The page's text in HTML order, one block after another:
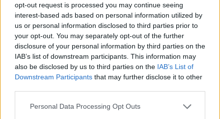
opt-out request is processed you may continue seeing
interest-based ads based on personal information utilized by
us or personal information disclosed to third parties prior to
your opt-out. You may separately opt-out of the further
disclosure of your personal information by third parties on the
IAB’s list of downstream participants. This information may
also be disclosed by us to third parties on the IAB’s List of
Downstream Participants that may further disclose it to other
Personal Data Processing Opt Outs
Ο Dr. Cavaleri αναγνώρισε ότι οι
επαναλαμβανόμενοι εμβολιασμοί μπορεί να μην
είναι αποδεκτοί από τον γενικό πληθυσμό. «Γι’
αυτό τον λόγο είναι προτιμότερο να στραφούμε
στη λύση του εμβολιασμού μία φορά τον
χρόνο», είπε. «Ενδεχομένως μάλιστα θα πρέπει
για άλλους αναπνευστικούς ιούς».